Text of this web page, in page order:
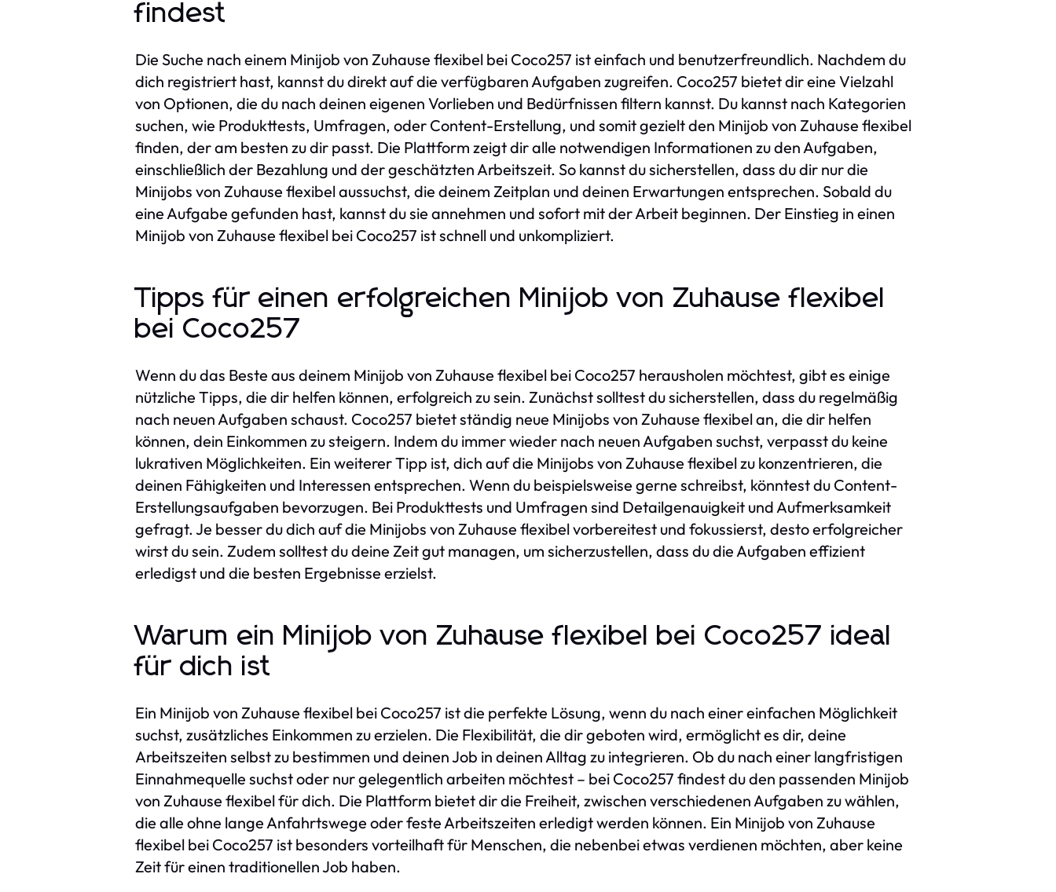
findest
Die Suche nach einem Minijob von Zuhause flexibel bei Coco257 ist einfach und benutzerfreundlich. Nachdem du
dich registriert hast, kannst du direkt auf die verfügbaren Aufgaben zugreifen. Coco257 bietet dir eine Vielzahl
von Optionen, die du nach deinen eigenen Vorlieben und Bedürfnissen filtern kannst. Du kannst nach Kategorien
suchen, wie Produkttests, Umfragen, oder Content-Erstellung, und somit gezielt den Minijob von Zuhause flexibel
finden, der am besten zu dir passt. Die Plattform zeigt dir alle notwendigen Informationen zu den Aufgaben,
einschließlich der Bezahlung und der geschätzten Arbeitszeit. So kannst du sicherstellen, dass du dir nur die
Minijobs von Zuhause flexibel aussuchst, die deinem Zeitplan und deinen Erwartungen entsprechen. Sobald du
eine Aufgabe gefunden hast, kannst du sie annehmen und sofort mit der Arbeit beginnen. Der Einstieg in einen
Minijob von Zuhause flexibel bei Coco257 ist schnell und unkompliziert.
Tipps für einen erfolgreichen Minijob von Zuhause flexibel
bei Coco257
Wenn du das Beste aus deinem Minijob von Zuhause flexibel bei Coco257 herausholen möchtest, gibt es einige
nützliche Tipps, die dir helfen können, erfolgreich zu sein. Zunächst solltest du sicherstellen, dass du regelmäßig
nach neuen Aufgaben schaust. Coco257 bietet ständig neue Minijobs von Zuhause flexibel an, die dir helfen
können, dein Einkommen zu steigern. Indem du immer wieder nach neuen Aufgaben suchst, verpasst du keine
lukrativen Möglichkeiten. Ein weiterer Tipp ist, dich auf die Minijobs von Zuhause flexibel zu konzentrieren, die
deinen Fähigkeiten und Interessen entsprechen. Wenn du beispielsweise gerne schreibst, könntest du Content-
Erstellungsaufgaben bevorzugen. Bei Produkttests und Umfragen sind Detailgenauigkeit und Aufmerksamkeit
gefragt. Je besser du dich auf die Minijobs von Zuhause flexibel vorbereitest und fokussierst, desto erfolgreicher
wirst du sein. Zudem solltest du deine Zeit gut managen, um sicherzustellen, dass du die Aufgaben effizient
erledigst und die besten Ergebnisse erzielst.
Warum ein Minijob von Zuhause flexibel bei Coco257 ideal
für dich ist
Ein Minijob von Zuhause flexibel bei Coco257 ist die perfekte Lösung, wenn du nach einer einfachen Möglichkeit
suchst, zusätzliches Einkommen zu erzielen. Die Flexibilität, die dir geboten wird, ermöglicht es dir, deine
Arbeitszeiten selbst zu bestimmen und deinen Job in deinen Alltag zu integrieren. Ob du nach einer langfristigen
Einnahmequelle suchst oder nur gelegentlich arbeiten möchtest – bei Coco257 findest du den passenden Minijob
von Zuhause flexibel für dich. Die Plattform bietet dir die Freiheit, zwischen verschiedenen Aufgaben zu wählen,
die alle ohne lange Anfahrtswege oder feste Arbeitszeiten erledigt werden können. Ein Minijob von Zuhause
flexibel bei Coco257 ist besonders vorteilhaft für Menschen, die nebenbei etwas verdienen möchten, aber keine
Zeit für einen traditionellen Job haben.